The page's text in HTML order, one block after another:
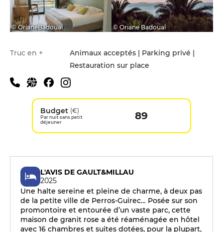
© OrianeBadoual © Oriane Badoual
Truc en +
Animaux acceptés | Parking privé |
Restauration sur place
Budget (€)
Par nuit sans petit
déjeuner
89
L'AVIS DE GAULT&MILLAU
2025
Une halte sereine et pleine de charme, à deux pas
de la petite ville de Perros-Guirec… Posée sur son
promontoire et entourée d’un vaste parc, cette
maison de granit rose a été réaménagée en hôtel
avec 16 chambres et suites dotées, pour la plupart,